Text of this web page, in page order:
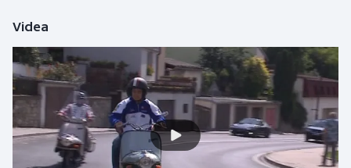
Rychlobruslení
Rychlostní kanoistika
Short track
Sportovní střelba
Videa